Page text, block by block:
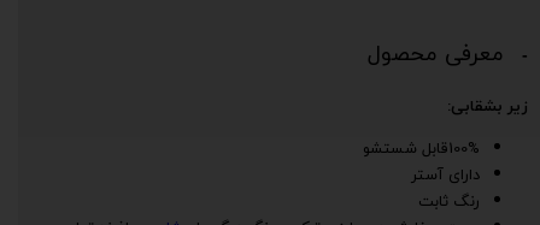
معرفی محصول
زیر بشقابی:
100%قابل شستشو
دارای آستر
رنگ ثابت